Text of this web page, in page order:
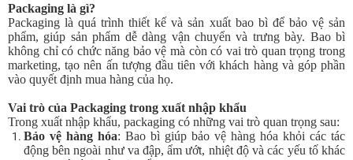
Packaging là gì?
Packaging là quá trình thiết kế và sản xuất bao bì để bảo vệ sản
phẩm, giúp sản phẩm dễ dàng vận chuyển và trưng bày. Bao bì
không chỉ có chức năng bảo vệ mà còn có vai trò quan trọng trong
marketing, tạo nên ấn tượng đầu tiên với khách hàng và góp phần
vào quyết định mua hàng của họ.
Vai trò của Packaging trong xuất nhập khẩu
Trong xuất nhập khẩu, packaging có những vai trò quan trọng sau:
Bảo vệ hàng hóa: Bao bì giúp bảo vệ hàng hóa khỏi các tác
động bên ngoài như va đập, ẩm ướt, nhiệt độ và các yếu tố khác